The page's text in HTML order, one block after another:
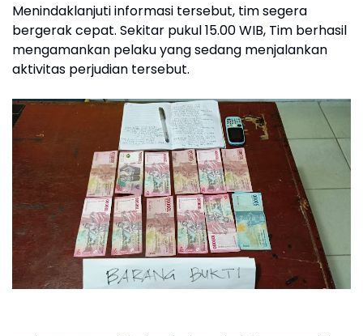
Menindaklanjuti informasi tersebut, tim segera
bergerak cepat. Sekitar pukul 15.00 WIB, Tim berhasil
mengamankan pelaku yang sedang menjalankan
aktivitas perjudian tersebut.